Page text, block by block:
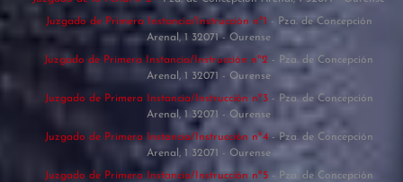
Juzgado de Primera Instancia/Instrucción nº1 - Pza. de Concepción
Arenal, 1 32071 - Ourense
Juzgado de Primera Instancia/Instrucción nº2 - Pza. de Concepción
Arenal, 1 32071 - Ourense
Juzgado de Primera Instancia/Instrucción nº3 - Pza. de Concepción
Arenal, 1 32071 - Ourense
Juzgado de Primera Instancia/Instrucción nº4 - Pza. de Concepción
Arenal, 1 32071 - Ourense
Juzgado de Primera Instancia/Instrucción nº5 - Pza. de Concepción